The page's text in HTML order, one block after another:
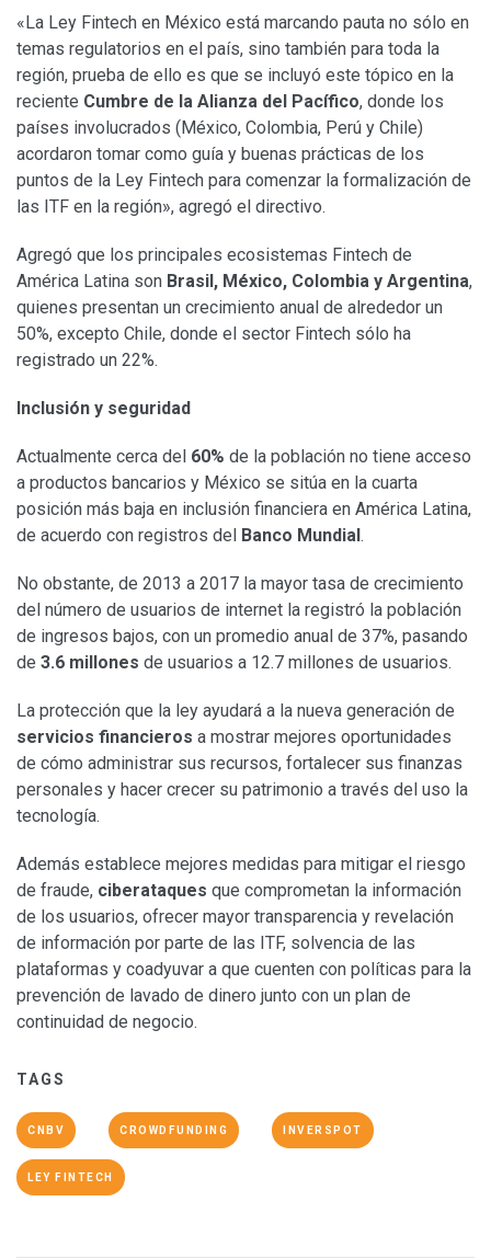
«La Ley Fintech en México está marcando pauta no sólo en
temas regulatorios en el país, sino también para toda la
región, prueba de ello es que se incluyó este tópico en la
reciente Cumbre de la Alianza del Pacífico, donde los
países involucrados (México, Colombia, Perú y Chile)
acordaron tomar como guía y buenas prácticas de los
puntos de la Ley Fintech para comenzar la formalización de
las ITF en la región», agregó el directivo.
Agregó que los principales ecosistemas Fintech de
América Latina son Brasil, México, Colombia y Argentina,
quienes presentan un crecimiento anual de alrededor un
50%, excepto Chile, donde el sector Fintech sólo ha
registrado un 22%.
Inclusión y seguridad
Actualmente cerca del 60% de la población no tiene acceso
a productos bancarios y México se sitúa en la cuarta
posición más baja en inclusión financiera en América Latina,
de acuerdo con registros del Banco Mundial.
No obstante, de 2013 a 2017 la mayor tasa de crecimiento
del número de usuarios de internet la registró la población
de ingresos bajos, con un promedio anual de 37%, pasando
de 3.6 millones de usuarios a 12.7 millones de usuarios.
La protección que la ley ayudará a la nueva generación de
servicios financieros a mostrar mejores oportunidades
de cómo administrar sus recursos, fortalecer sus finanzas
personales y hacer crecer su patrimonio a través del uso la
tecnología.
Además establece mejores medidas para mitigar el riesgo
de fraude, ciberataques que comprometan la información
de los usuarios, ofrecer mayor transparencia y revelación
de información por parte de las ITF, solvencia de las
plataformas y coadyuvar a que cuenten con políticas para la
prevención de lavado de dinero junto con un plan de
continuidad de negocio.
TAGS
CNBV CROWDFUNDING INVERSPOT
LEY FINTECH